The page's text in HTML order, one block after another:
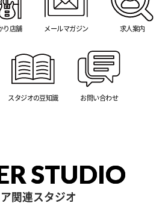
り店舗 メールマガジン 求人案内
スタジオの豆知識 お問い合わせ
STUDIO
関連スタジオ